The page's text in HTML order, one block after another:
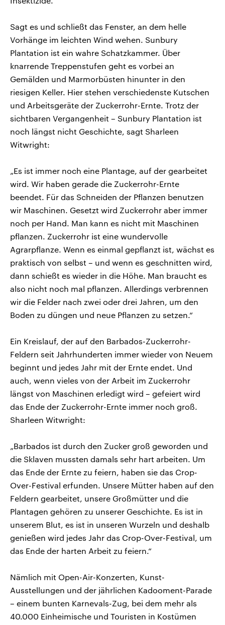
Sagt es und schließt das Fenster, an dem helle
Vorhänge im leichten Wind wehen. Sunbury
Plantation ist ein wahre Schatzkammer. Über
knarrende Treppenstufen geht es vorbei an
Gemälden und Marmorbüsten hinunter in den
riesigen Keller. Hier stehen verschiedenste Kutschen
und Arbeitsgeräte der Zuckerrohr-Ernte. Trotz der
sichtbaren Vergangenheit – Sunbury Plantation ist
noch längst nicht Geschichte, sagt Sharleen
Witwright:
„Es ist immer noch eine Plantage, auf der gearbeitet
wird. Wir haben gerade die Zuckerrohr-Ernte
beendet. Für das Schneiden der Pflanzen benutzen
wir Maschinen. Gesetzt wird Zuckerrohr aber immer
noch per Hand. Man kann es nicht mit Maschinen
pflanzen. Zuckerrohr ist eine wundervolle
Agrarpflanze. Wenn es einmal gepflanzt ist, wächst es
praktisch von selbst – und wenn es geschnitten wird,
dann schießt es wieder in die Höhe. Man braucht es
also nicht noch mal pflanzen. Allerdings verbrennen
wir die Felder nach zwei oder drei Jahren, um den
Boden zu düngen und neue Pflanzen zu setzen.“
Ein Kreislauf, der auf den Barbados-Zuckerrohr-
Feldern seit Jahrhunderten immer wieder von Neuem
beginnt und jedes Jahr mit der Ernte endet. Und
auch, wenn vieles von der Arbeit im Zuckerrohr
längst von Maschinen erledigt wird – gefeiert wird
das Ende der Zuckerrohr-Ernte immer noch groß.
Sharleen Witwright:
„Barbados ist durch den Zucker groß geworden und
die Sklaven mussten damals sehr hart arbeiten. Um
das Ende der Ernte zu feiern, haben sie das Crop-
Over-Festival erfunden. Unsere Mütter haben auf den
Feldern gearbeitet, unsere Großmütter und die
Plantagen gehören zu unserer Geschichte. Es ist in
unserem Blut, es ist in unseren Wurzeln und deshalb
genießen wird jedes Jahr das Crop-Over-Festival, um
das Ende der harten Arbeit zu feiern.“
Nämlich mit Open-Air-Konzerten, Kunst-
Ausstellungen und der jährlichen Kadooment-Parade
– einem bunten Karnevals-Zug, bei dem mehr als
40.000 Einheimische und Touristen in Kostümen